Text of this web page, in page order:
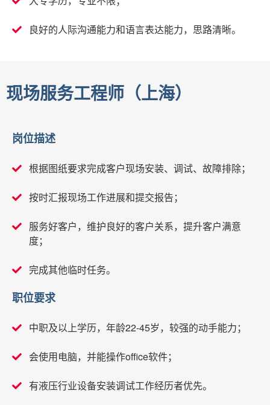
良好的人际沟通能力和语言表达能力，思路清晰。
现场服务工程师（上海）
岗位描述
根据图纸要求完成客户现场安装、调试、故障排除；
按时汇报现场工作进展和提交报告；
服务好客户，维护良好的客户关系，提升客户满意
度；
完成其他临时任务。
职位要求
中职及以上学历，年龄22-45岁，较强的动手能力；
会使用电脑，并能操作office软件；
有液压行业设备安装调试工作经历者优先。